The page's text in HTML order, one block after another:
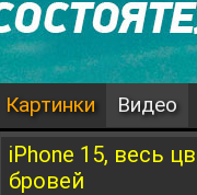
Картинки Видео
iPhone 15, весь
бровей